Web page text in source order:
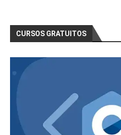
CURSOS GRATUITOS